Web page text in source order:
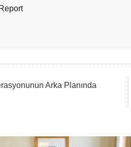
Arka Planında